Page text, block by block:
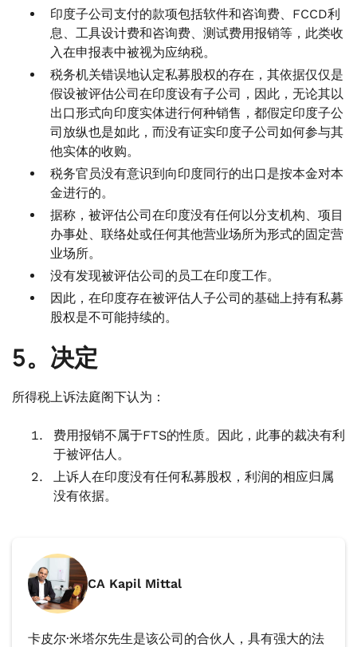
印度子公司支付的款项包括软件和咨询费、FCCD利
息、工具设计费和咨询费、测试费用报销等，此类收
入在申报表中被视为应纳税。
税务机关错误地认定私募股权的存在，其依据仅仅是
假设被评估公司在印度设有子公司，因此，无论其以
出口形式向印度实体进行何种销售，都假定印度子公
司放纵也是如此，而没有证实印度子公司如何参与其
他实体的收购。
税务官员没有意识到向印度同行的出口是按本金对本
金进行的。
据称，被评估公司在印度没有任何以分支机构、项目
办事处、联络处或任何其他营业场所为形式的固定营
业场所。
没有发现被评估公司的员工在印度工作。
因此，在印度存在被评估人子公司的基础上持有私募
股权是不可能持续的。
5。决定
所得税上诉法庭阁下认为：
费用报销不属于FTS的性质。因此，此事的裁决有利
于被评估人。
上诉人在印度没有任何私募股权，利润的相应归属
没有依据。
CA Kapil Mittal
卡皮尔·米塔尔先生是该公司的合伙人，具有强大的法